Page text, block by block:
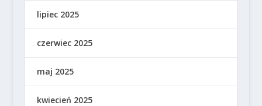
lipiec 2025
czerwiec 2025
maj 2025
kwiecień 2025